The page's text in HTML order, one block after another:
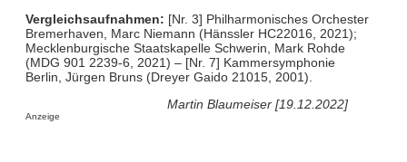
Vergleichsaufnahmen: [Nr. 3] Philharmonisches Orchester
Bremerhaven, Marc Niemann (Hänssler HC22016, 2021);
Mecklenburgische Staatskapelle Schwerin, Mark Rohde
(MDG 901 2239-6, 2021) – [Nr. 7] Kammersymphonie
Berlin, Jürgen Bruns (Dreyer Gaido 21015, 2001).
Martin Blaumeiser [19.12.2022]
Anzeige